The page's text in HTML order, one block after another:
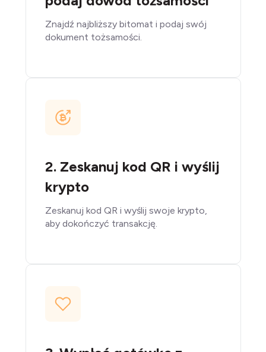
Znajdź najbliższy bitomat i podaj swój
dokument tożsamości.
2. Zeskanuj kod QR i wyślij
krypto
Zeskanuj kod QR i wyślij swoje krypto,
aby dokończyć transakcję.